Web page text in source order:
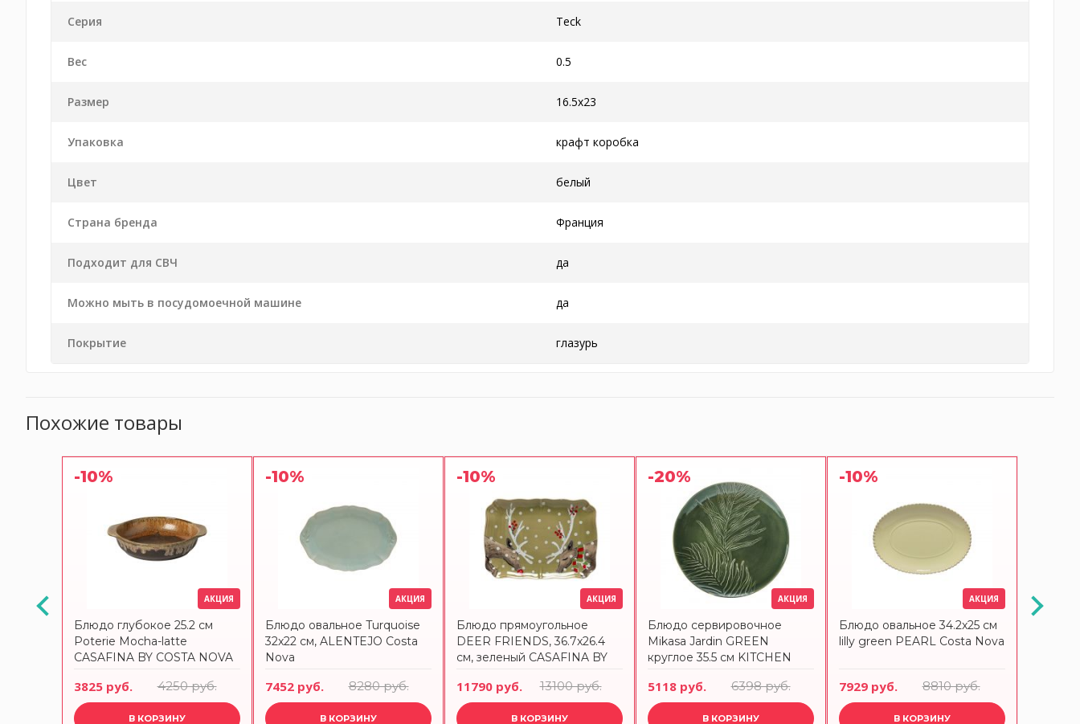
Серия Teck
Вес 0.5
Размер 16.5x23
Упаковка крафт коробка
Цвет белый
Страна бренда Франция
Подходит для СВЧ да
Можно мыть в посудомоечной машине да
Покрытие глазурь
Похожие товары
-10%
АКЦИЯ
Блюдо глубокое 25.2 см
Poterie Mocha-latte
CASAFINA BY COSTA NOVA
3825 руб. 4250 руб.
В КОРЗИНУ
-10%
АКЦИЯ
Блюдо овальное Turquoise
32x22 см, ALENTEJO Costa
Nova
7452 руб. 8280 руб.
В КОРЗИНУ
-10%
АКЦИЯ
Блюдо прямоугольное
DEER FRIENDS, 36.7x26.4
см, зеленый CASAFINA BY
11790 руб. 13100 руб.
В КОРЗИНУ
-20%
АКЦИЯ
Блюдо сервировочное
Mikasa Jardin GREEN
круглое 35.5 см KITCHEN
5118 руб. 6398 руб.
В КОРЗИНУ
-10%
АКЦИЯ
Блюдо овальное 34.2x25 см
lilly green PEARL Costa Nova
7929 руб. 8810 руб.
В КОРЗИНУ